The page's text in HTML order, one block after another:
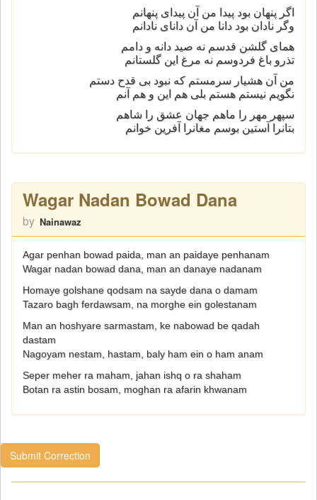
اگر پنهان بود پیدا من آن پیدای پنهانم
وگر نادان بود دانا من آن دانای نادانم
همای گلشن قدسم نه صید دانه و دامم
تذرو باغ فردوسم نه مرغ این گلستانم
من آن هشیار سرمستم که نبود بی قدح دستم
نگویم نیستم هستم بلی هم این و هم آنم
سپهر مهر را ماهم جهان عشق را شاهم
بتانرا آستین بوسم مغانرا آفرین خوانم
Wagar Nadan Bowad Dana
by Nainawaz
Agar penhan bowad paida, man an paidaye penhanam
Wagar nadan bowad dana, man an danaye nadanam
Homaye golshane qodsam na sayde dana o damam
Tazaro bagh ferdawsam, na morghe ein golestanam
Man an hoshyare sarmastam, ke nabowad be qadah
dastam
Nagoyam nestam, hastam, baly ham ein o ham anam
Seper meher ra maham, jahan ishq o ra shaham
Botan ra astin bosam, moghan ra afarin khwanam
Submit Correction